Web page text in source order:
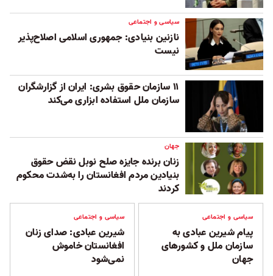
سیاسی و اجتماعی
نازنین بنیادی: جمهوری اسلامی اصلاح‌پذیر
نیست
۱۱ سازمان حقوق بشری: ایران از گزارشگران
سازمان ملل استفاده ابزاری می‌کند
جهان
زنان برنده جایزه صلح نوبل نقض حقوق
بنیادین مردم افغانستان را به‌شدت محکوم
کردند
سیاسی و اجتماعی
پیام شیرین عبادی به
سازمان ملل و کشورهای
جهان
سیاسی و اجتماعی
شیرین عبادی: صدای زنان
افغانستان خاموش
نمی‌شود